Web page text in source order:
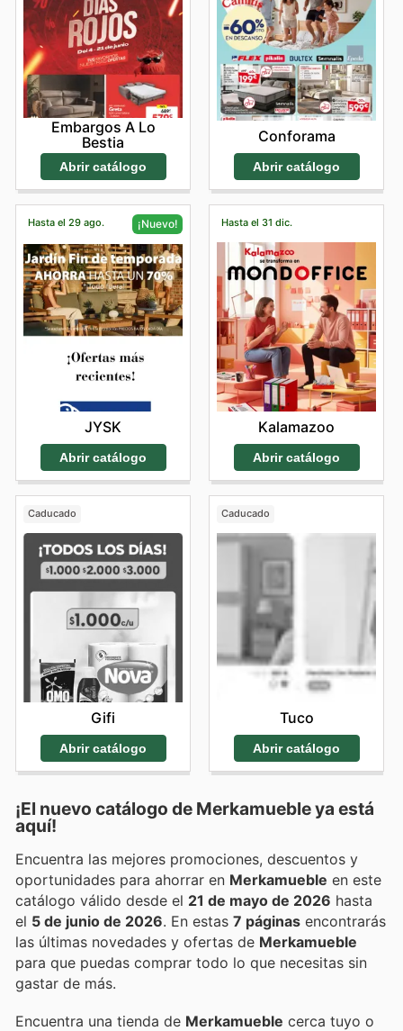
Embargos A Lo
Bestia
Abrir catálogo
Conforama
Abrir catálogo
Hasta el 29 ago. ¡Nuevo!
JYSK
Abrir catálogo
Hasta el 31 dic.
Kalamazoo
Abrir catálogo
Caducado
Gifi
Abrir catálogo
Caducado
Tuco
Abrir catálogo
¡El nuevo catálogo de Merkamuebleya está
aquí!
Encuentra las mejores promociones, descuentos y
oportunidades para ahorrar en Merkamueble en este
catálogo válido desde el 21 de mayo de 2026 hasta
el 5 de junio de 2026 . En estas 7 páginas encontrarás
las últimas novedades y ofertas de Merkamueble
para que puedas comprar todo lo que necesitas sin
gastar de más.
Encuentra una tienda de Merkamueble cerca tuyo o